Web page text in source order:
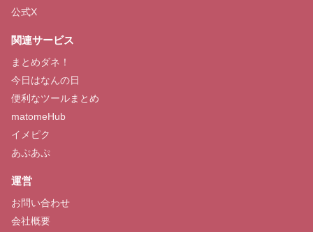
公式X
関連サービス
まとめダネ！
今日はなんの日
便利なツールまとめ
matomeHub
イメピク
あぷあぷ
運営
お問い合わせ
会社概要